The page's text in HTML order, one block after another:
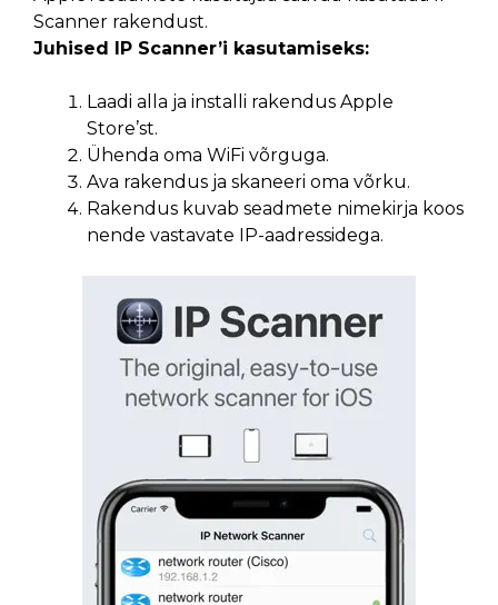
Scanner rakendust.
Juhised IP Scanner’i kasutamiseks:
Laadi alla ja installi rakendus Apple
Store’st.
Ühenda oma WiFi võrguga.
Ava rakendus ja skaneeri oma võrku.
Rakendus kuvab seadmete nimekirja koos
nende vastavate IP-aadressidega.